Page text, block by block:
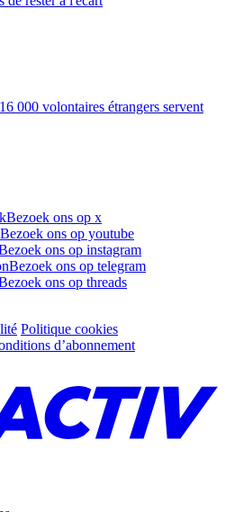
000 volontaires étrangers servent
Bezoek ons op x
Bezoek ons op youtube
ons op instagram
Bezoek ons op telegram
ons op threads
Politique cookies
d’abonnement